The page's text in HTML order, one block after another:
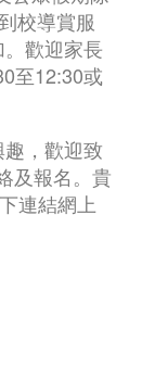
校導賞服
歡迎家長
至12:30或
，歡迎致
及報名。貴
連結網上